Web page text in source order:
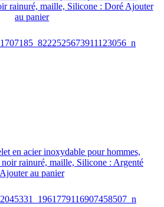
rainuré, maille, Silicone : Doré Ajouter
au panier
en acier inoxydable pour hommes,
noir rainuré, maille, Silicone : Argenté
Ajouter au panier